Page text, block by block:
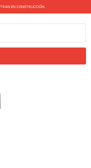
EN CONSTRUCCIÓN.